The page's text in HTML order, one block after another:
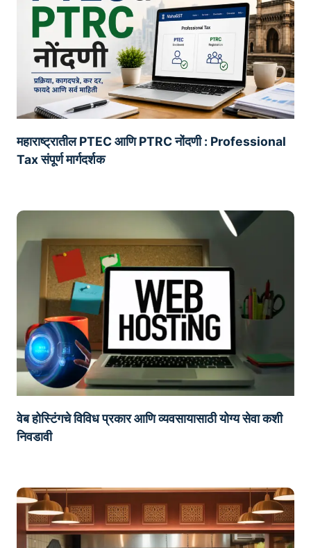
महाराष्ट्रातील PTEC आणि PTRC नोंदणी : Professional
Tax संपूर्ण मार्गदर्शक
वेब होस्टिंगचे विविध प्रकार आणि व्यवसायासाठी योग्य सेवा कशी
निवडावी